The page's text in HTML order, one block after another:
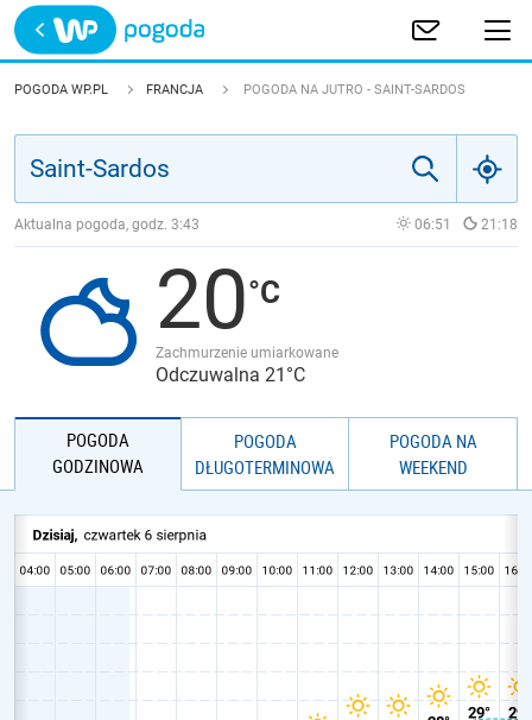
Trwa ładowanie
POLSKA
JAKOŚĆ POWIETRZA
POGODA WP.PL FRANCJA POGODA NA JUTRO - SAINT-SARDOS
Aktualna pogoda, godz. 3:43 06:51 21:18
20
Zachmurzenie umiarkowane
Odczuwalna 21°C
POGODA
GODZINOWA
POGODA
DŁUGOTERMINOWA
POGODA NA
WEEKEND